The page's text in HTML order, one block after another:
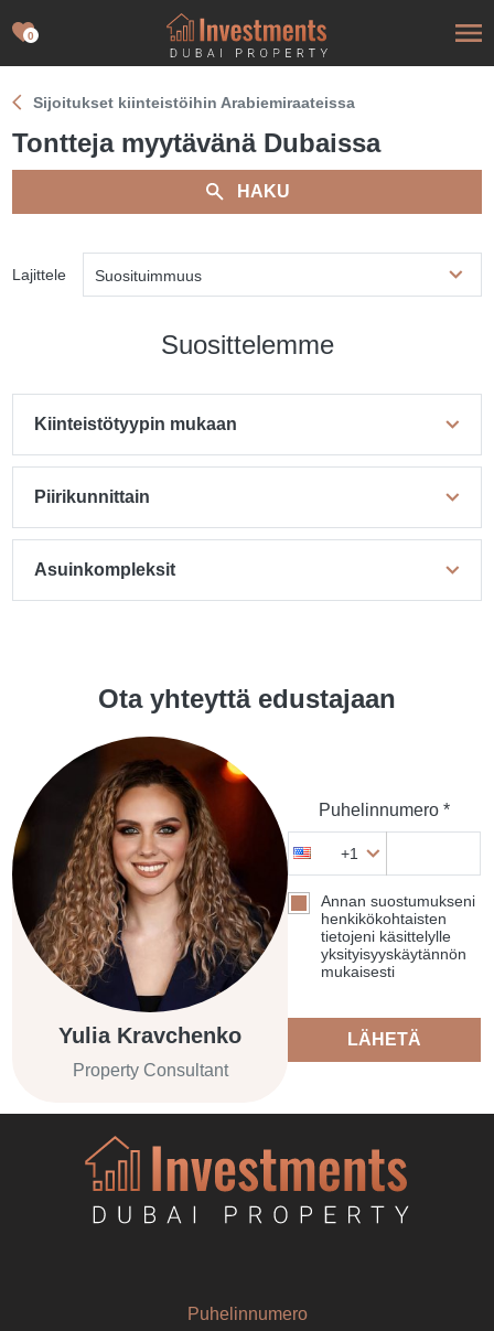
0
Sijoitukset kiinteistöihin Arabiemiraateissa
Tontteja myytävänä Dubaissa
HAKU
Lajittele Suosituimmuus
Suosittelemme
Kiinteistötyypin mukaan
Piirikunnittain
Asuinkompleksit
Ota yhteyttä edustajaan
Yulia Kravchenko
Property Consultant
Puhelinnumero *
+1
Annan suostumukseni
henkikökohtaisten
tietojeni käsittelylle
yksityisyyskäytännön
mukaisesti
LÄHETÄ
Puhelinnumero